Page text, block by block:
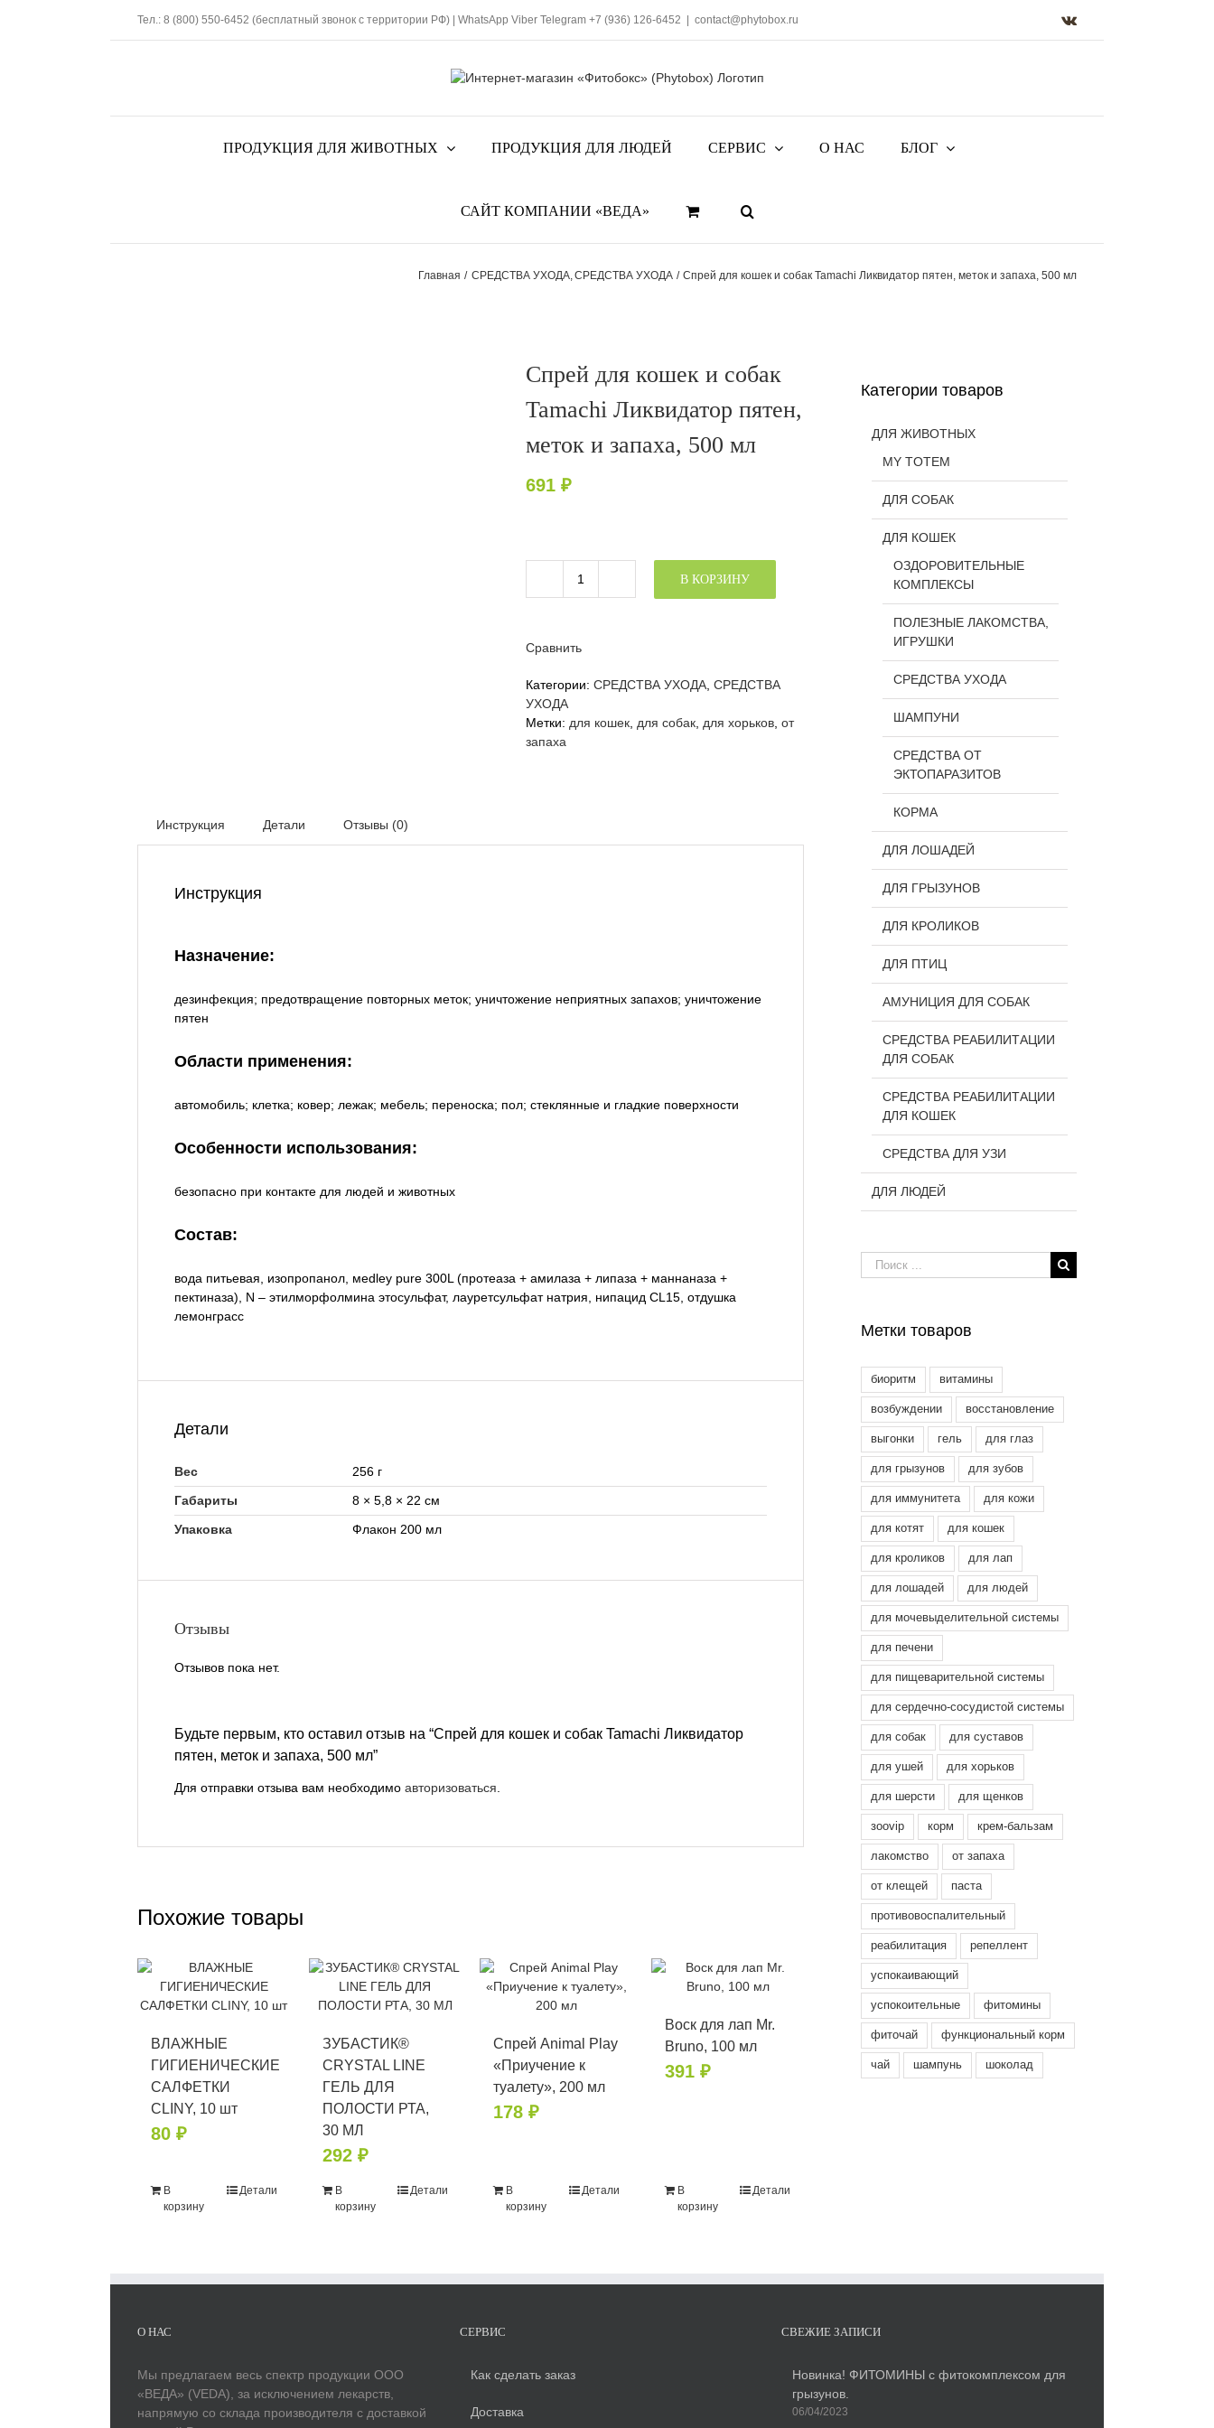
Тел.: 8 (800) 550-6452 (бесплатный звонок с территории РФ) WhatsApp Viber Telegram +7 (936) 126-6452 contact@phytobox.ru Vk
ПРОДУКЦИЯ ДЛЯ ЖИВОТНЫХ ПРОДУКЦИЯ ДЛЯ ЛЮДЕЙ СЕРВИС О НАС БЛОГ
САЙТ КОМПАНИИ «ВЕДА»
Главная СРЕДСТВА УХОДА СРЕДСТВА УХОДА Спрей для кошек и собак Tamachi Ликвидатор пятен, меток и запаха, 500 мл
Спрей для кошек и собак
Tamachi Ликвидатор пятен,
меток и запаха, 500 мл
691 ₽
Количество
и
Tamachi
В КОРЗИНУ
Сравнить
Категории: СРЕДСТВА УХОДА СРЕДСТВА
УХОДА
Метки: для кошек для собак для хорьков от
запаха
Инструкция Детали Отзывы (0)
Инструкция
Назначение:
дезинфекция; предотвращение повторных меток; уничтожение неприятных запахов; уничтожение
пятен
Области применения:
автомобиль; клетка; ковер; лежак; мебель; переноска; пол; стеклянные и гладкие поверхности
Особенности использования:
безопасно при контакте для людей и животных
Состав:
вода питьевая, изопропанол, мedley рure 300L (протеаза + амилаза + липаза + маннаназа +
пектиназа), N – этилморфолмина этосульфат, лауретсульфат натрия, нипацид CL15, отдушка
лемонграсс
Детали
Вес
256 г
Габариты
8 × 5,8 × 22 см
Упаковка
Флакон 200 мл
Отзывы
Отзывов пока нет.
Будьте первым, кто оставил отзыв на “Спрей для кошек и собак Tamachi Ликвидатор
пятен, меток и запаха, 500 мл”
Для отправки отзыва вам необходимо авторизоваться.
Похожие товары
ВЛАЖНЫЕ
ГИГИЕНИЧЕСКИЕ
САЛФЕТКИ
CLINY, 10 шт
80 ₽
В
корзину
Детали
ЗУБАСТИК®
CRYSTAL LINE
ГЕЛЬ ДЛЯ
ПОЛОСТИ РТА,
30 МЛ
292 ₽
В
корзину
Детали
Спрей Animal Play
«Приучение к
туалету», 200 мл
178₽
В
корзину
Детали
Воск для лап Mr.
Bruno, 100 мл
391 ₽
В
корзину
Детали
Категории товаров
ДЛЯ ЖИВОТНЫХ
MY TOTEM
ДЛЯ СОБАК
ДЛЯ КОШЕК
ОЗДОРОВИТЕЛЬНЫЕ
КОМПЛЕКСЫ
ПОЛЕЗНЫЕ ЛАКОМСТВА,
ИГРУШКИ
СРЕДСТВА УХОДА
ШАМПУНИ
СРЕДСТВА ОТ
ЭКТОПАРАЗИТОВ
КОРМА
ДЛЯ ЛОШАДЕЙ
ДЛЯ ГРЫЗУНОВ
ДЛЯ КРОЛИКОВ
ДЛЯ ПТИЦ
АМУНИЦИЯ ДЛЯ СОБАК
СРЕДСТВА РЕАБИЛИТАЦИИ
ДЛЯ СОБАК
СРЕДСТВА РЕАБИЛИТАЦИИ
ДЛЯ КОШЕК
СРЕДСТВА ДЛЯ УЗИ
ДЛЯ ЛЮДЕЙ
Результат
поиска:
Метки товаров
биоритм витамины
возбуждении восстановление
выгонки гель для глаз
для грызунов для зубов
для иммунитета для кожи
для котят для кошек
для кроликов для лап
для лошадей для людей
для мочевыделительной системы
для печени
для пищеварительной системы
для сердечно-сосудистой системы
для собак для суставов
для ушей для хорьков
для шерсти для щенков
зооvip корм крем-бальзам
лакомство от запаха
от клещей паста
противовоспалительный
реабилитация репеллент
успокаивающий
успокоительные фитомины
фиточай функциональный корм
чай шампунь шоколад
О НАС
Мы предлагаем весь спектр продукции ООО
«ВЕДА» (VEDA), за исключением лекарств,
напрямую со склада производителя с доставкой
СЕРВИС
Как сделать заказ
Доставка
СВЕЖИЕ ЗАПИСИ
Новинка! ФИТОМИНЫ с фитокомплексом для
грызунов.
06/04/2023